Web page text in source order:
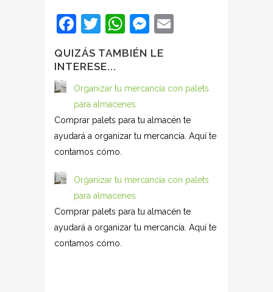
Facebook
Twitter
WhatsApp
Messenger
QUIZÁS TAMBIÉN LE
INTERESE...
Organizar tu mercancía con palets
para almacenes
Comprar palets para tu almacén te
ayudará a organizar tu mercancía. Aquí te
contamos cómo.
Organizar tu mercancía con palets
para almacenes
Comprar palets para tu almacén te
ayudará a organizar tu mercancía. Aquí te
contamos cómo.